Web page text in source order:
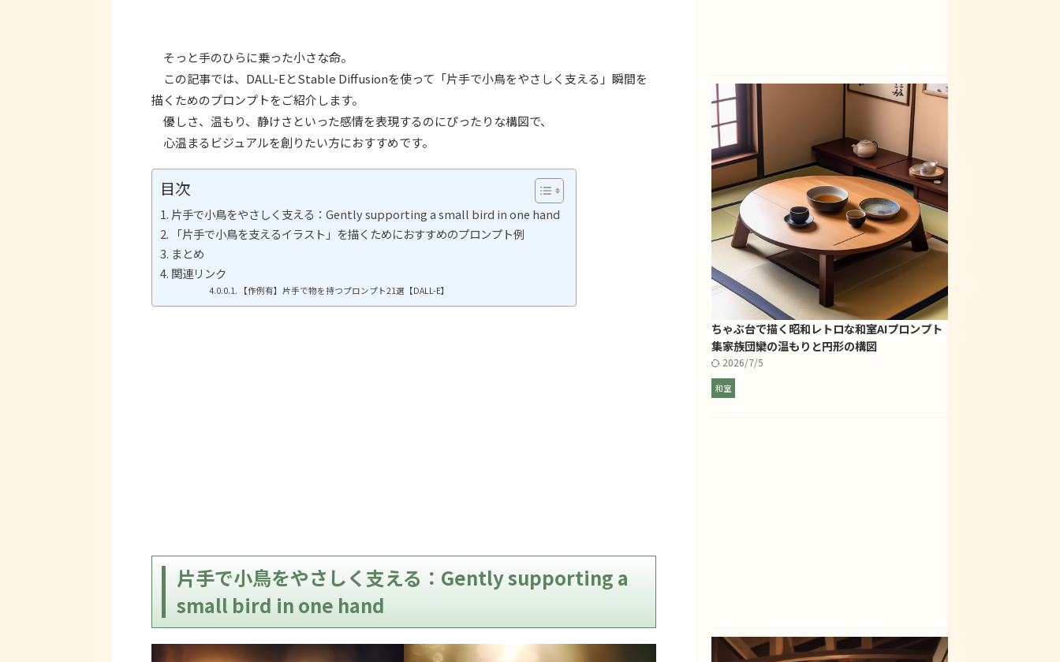
そっと手のひらに乗った小さな命。
この記事では、DALL-EとStable Diffusionを使って「片手で小鳥をやさしく支える」瞬間を
描くためのプロンプトをご紹介します。
優しさ、温もり、静けさといった感情を表現するのにぴったりな構図で、
心温まるビジュアルを創りたい方におすすめです。
目次
片手で小鳥をやさしく支える：Gently supporting a small bird in one hand
「片手で小鳥を支えるイラスト」を描くためにおすすめのプロンプト例
まとめ
関連リンク
【作例有】片手で物を持つプロンプト21選【DALL-E】
片手で小鳥をやさしく支える：Gently supporting a
small bird in one hand
ちゃぶ台で描く昭和レトロな和室AIプロンプト
集――家族団欒の温もりと円形の構図
2026/7/5
和室